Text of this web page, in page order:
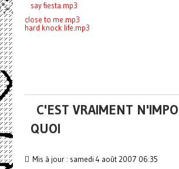
say fiesta.mp3
close to me.mp3
hard knock life.mp3
C'EST VRAIMENT
QUOI
Mis à jour : samedi 4 août 2007 06:35